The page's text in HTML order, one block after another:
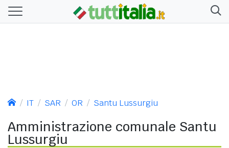
IT SAR OR Santu Lussurgiu
Amministrazione comunale Santu
Lussurgiu